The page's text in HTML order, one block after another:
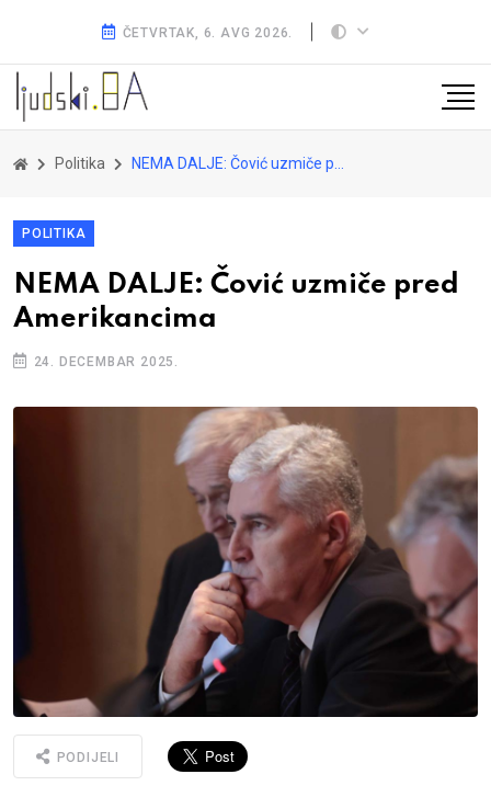
ČETVRTAK, 6. AVG 2026.
Politika NEMA DALJE: Čović uzmiče pred Amerikancima
POLITIKA
NEMA DALJE: Čović uzmiče pred
Amerikancima
24. DECEMBAR 2025.
PODIJELI